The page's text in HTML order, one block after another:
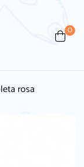
0
rosa
“Cesta